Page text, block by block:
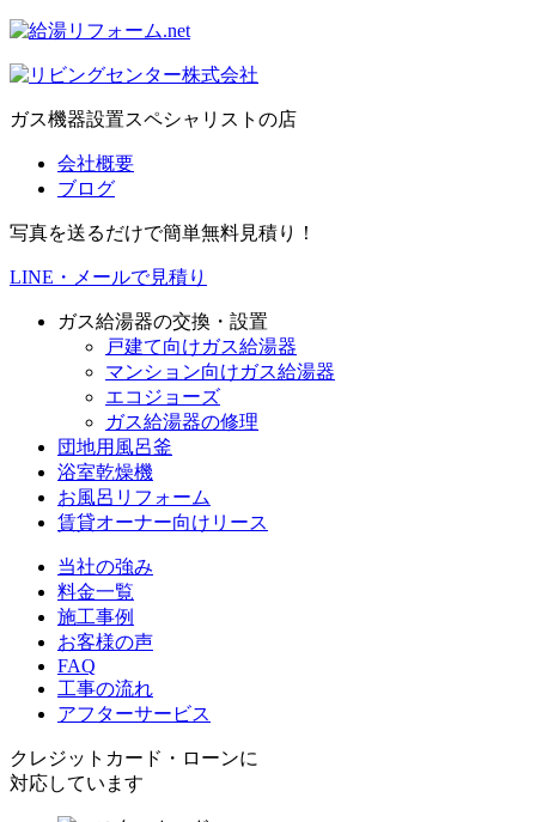
ガス機器設置スペシャリストの店
会社概要
ブログ
写真を送るだけで簡単無料見積り！
LINE・メールで見積り
ガス給湯器の交換・設置
戸建て向けガス給湯器
マンション向けガス給湯器
エコジョーズ
ガス給湯器の修理
団地用風呂釜
浴室乾燥機
お風呂リフォーム
賃貸オーナー向けリース
当社の強み
料金一覧
施工事例
お客様の声
FAQ
工事の流れ
アフターサービス
クレジットカード・ローンに
対応しています